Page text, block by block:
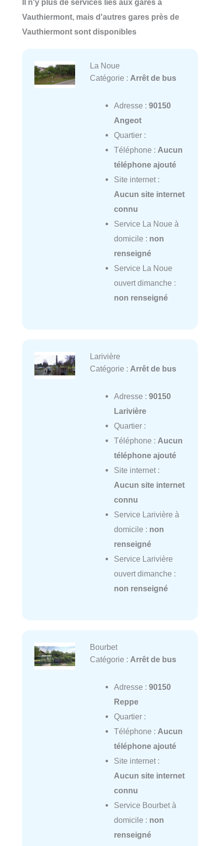
Il n'y plus de services liés aux gares à
Vauthiermont, mais d'autres gares près de
Vauthiermont sont disponibles
La Noue
Catégorie : Arrêt de bus
Adresse : 90150
Angeot
Quartier :
Téléphone : Aucun
téléphone ajouté
Site internet :
Aucun site internet
connu
Service La Noue à
domicile : non
renseigné
Service La Noue
ouvert dimanche :
non renseigné
Larivière
Catégorie : Arrêt de bus
Adresse : 90150
Larivière
Quartier :
Téléphone : Aucun
téléphone ajouté
Site internet :
Aucun site internet
connu
Service Larivière à
domicile : non
renseigné
Service Larivière
ouvert dimanche :
non renseigné
Bourbet
Catégorie : Arrêt de bus
Adresse : 90150
Reppe
Quartier :
Téléphone : Aucun
téléphone ajouté
Site internet :
Aucun site internet
connu
Service Bourbet à
domicile : non
renseigné